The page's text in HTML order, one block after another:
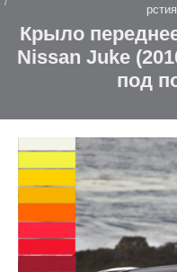
Крыло
Nissan Juke
под